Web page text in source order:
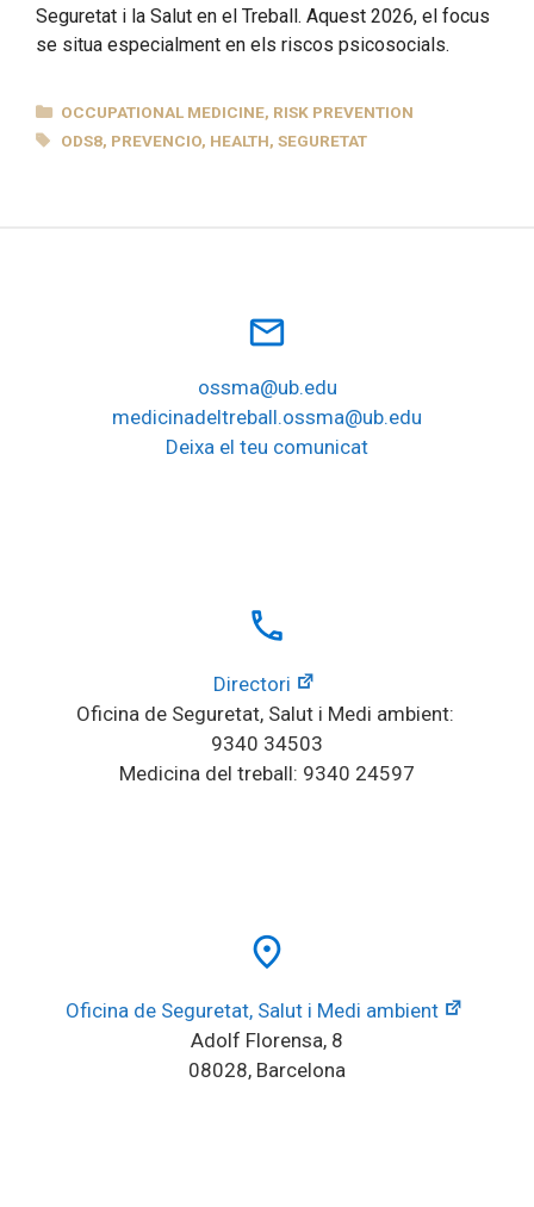
Seguretat i la Salut en el Treball. Aquest 2026, el focus
se situa especialment en els riscos psicosocials.
CATEGORIES
OCCUPATIONAL MEDICINE, RISK PREVENTION
TAGS
ODS8, PREVENCIO, HEALTH,SEGURETAT
mail_outline
ossma@ub.edu
medicinadeltreball.ossma@ub.edu
Deixa el teu comunicat
local_phone
Directori
Oficina de Seguretat, Salut i Medi ambient:
9340 34503
Medicina del treball: 9340 24597
place
Oficina de Seguretat, Salut i Medi ambient
Adolf Florensa, 8
08028, Barcelona